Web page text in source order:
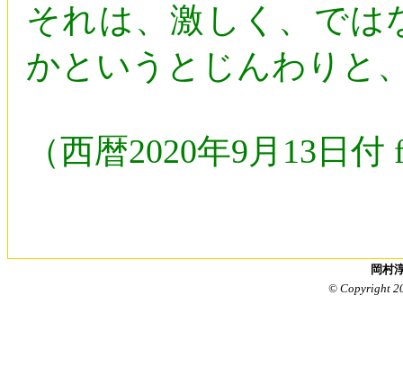
それは、激しく、で
かというとじんわりと
（西暦2020年9月13日
岡村
© Copyright